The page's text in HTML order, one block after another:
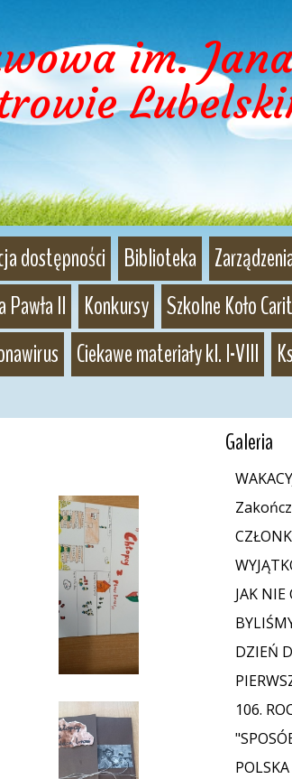
im.
dostępności Biblioteka
II Konkursy Szkolne Koło
Ciekawe materiały kl. I-VIII
Galeria
JAK NIE
DZIEŃ
106.